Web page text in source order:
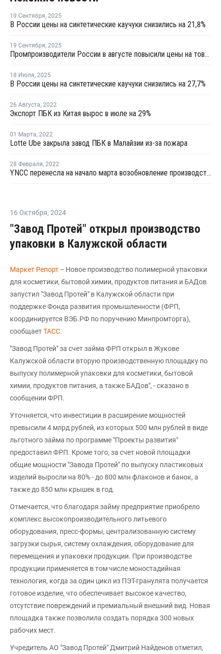
19 Сентября, 2025
В России цены на синтетические каучуки снизились на 21,8%
19 Сентября, 2025
Промпроизводители России в августе повысили цены на товары на 1,1%
18 Июля, 2025
В России цены на синтетические каучуки снизились на 27,7%
26 Августа, 2022
Экспорт ПБК из Китая вырос в июле на 29%
01 Марта, 2022
Lotte Ube закрыла завод ПБК в Малайзии из-за пожара
28 Февраля, 2022
YNCC перенесла на начало марта возобновление производства бутадиена на линии №1 в Йосу
16 Октября, 2024
"Завод Протей" открыл производство
упаковки в Калужской области
Маркет Репорт-- Новое производство полимерной упаковки
для косметики, бытовой химии, продуктов питания и БАДов
запустил "Завод Протей" в Калужской области при
поддержке Фонда развития промышленности (ФРП,
координируется ВЭБ.РФ по поручению Минпромторга),
сообщаетТАСС.
"Завод Протей" за счет займа ФРП открыл в Жукове
Калужской области вторую производственную площадку по
выпуску полимерной упаковки для косметики, бытовой
химии, продуктов питания, а также БАДов", - сказано в
сообщении ФРП.
Уточняется, что инвестиции в расширение мощностей
превысили 4 млрд рублей, из которых 500 млн рублей в виде
льготного займа по программе "Проекты развития"
предоставил ФРП. Кроме того, за счет новой площадки
общие мощности "Завода Протей" по выпуску пластиковых
изделий выросли на 80% - до 800 млн флаконов и банок, а
также до 850 млн крышек в год.
Отмечается, что благодаря займу предприятие приобрело
комплекс высокопроизводительного литьевого
оборудования, пресс-формы, централизованную систему
загрузки сырья, систему охлаждения, оборудование для
перемещения и упаковки продукции. При производстве
продукции применяется в том числе моностадийная
технология, когда за один цикл из ПЭТ-гранулята получается
готовое изделие, что обеспечивает высокое качество,
отсутствие повреждений и премиальный внешний вид. Новая
площадка также позволила создать порядка 300 новых
рабочих мест.
Учредитель АО "Завод Протей" Дмитрий Найденов отметил,